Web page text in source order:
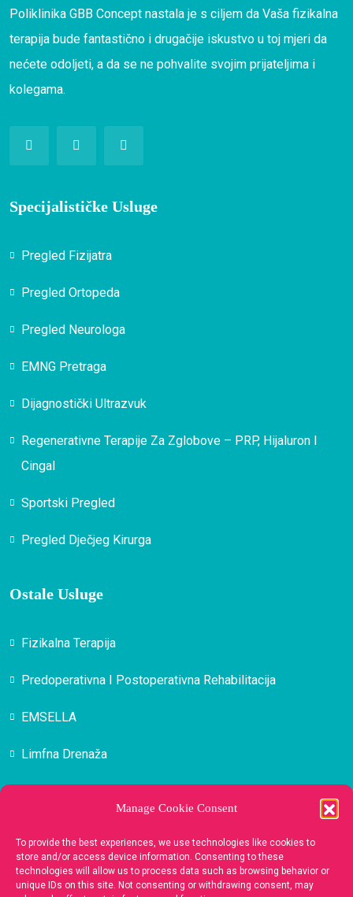
Manage Cookie Consent
To provide the best experiences, we use technologies like cookies to
store and/or access device information. Consenting to these
technologies will allow us to process data such as browsing behavior or
unique IDs on this site. Not consenting or withdrawing consent, may
Poliklinika GBB Concept nastala je s ciljem da Vaša fizikalna
terapija bude fantastično i drugačije iskustvo u toj mjeri da
nećete odoljeti, a da se ne pohvalite svojim prijateljima i
kolegama.
Specijalističke Usluge
Pregled Fizijatra
Pregled Ortopeda
Pregled Neurologa
EMNG Pretraga
Dijagnostički Ultrazvuk
Regenerativne Terapije Za Zglobove – PRP, Hijaluron I
Cingal
Sportski Pregled
Pregled Dječjeg Kirurga
Ostale Usluge
Fizikalna Terapija
Predoperativna I Postoperativna Rehabilitacija
EMSELLA
Limfna Drenaža
Kontakt